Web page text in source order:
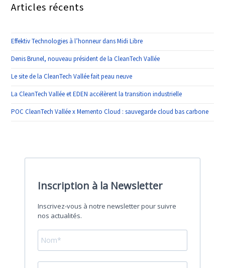
Articles récents
Effektiv Technologies à l’honneur dans Midi Libre
Denis Brunel, nouveau président de la CleanTech Vallée
Le site de la CleanTech Vallée fait peau neuve
La CleanTech Vallée et EDEN accélèrent la transition industrielle
POC CleanTech Vallée x Memento Cloud : sauvegarde cloud bas carbone
Inscription à la Newsletter
Inscrivez-vous à notre newsletter pour suivre
nos actualités.